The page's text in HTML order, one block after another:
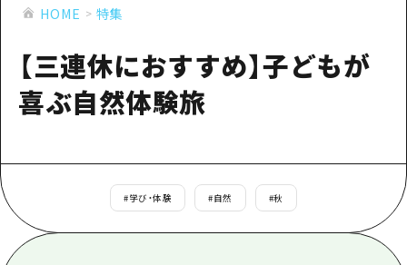
ショッピング
スポーツ
ナイトライフ
学び・体験
定番
備後
備北
宮島周辺
山口県東部
備後
備北
芸北
山口県東部
愛媛県
島根県
お役立ち情報
お役立ち情報一覧
アクセス
施設の混雑状況のお知らせ
お得な周遊チケット
HOME
お問い合わせ
事業者・学校関係者の皆さま
HOME 特集
【三連休におすすめ】子どもが
喜ぶ自然体験旅
#学び・体験 #自然 #秋